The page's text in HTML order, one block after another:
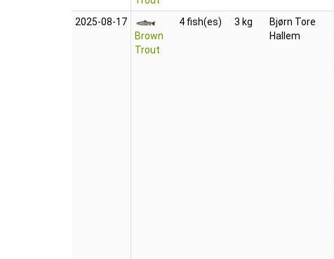
2025‑08‑17
Brown
Trout
4 fish(es) 3 kg
Bjørn Tore
Hallem